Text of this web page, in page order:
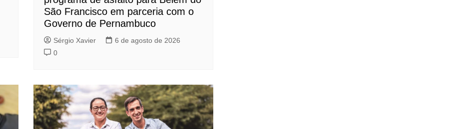
São Francisco em parceria com o
Governo de Pernambuco
Sérgio Xavier
6 de agosto de 2026
0